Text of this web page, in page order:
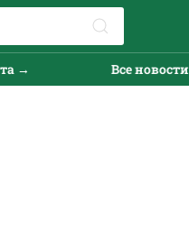
Все новости